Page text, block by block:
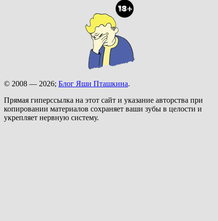
© 2008 — 2026; Блог Яши Пташкина.
Прямая гиперссылка на этот сайт и указание авторства при
копировании материалов сохраняет ваши зубы в целости и
укрепляет нервную систему.